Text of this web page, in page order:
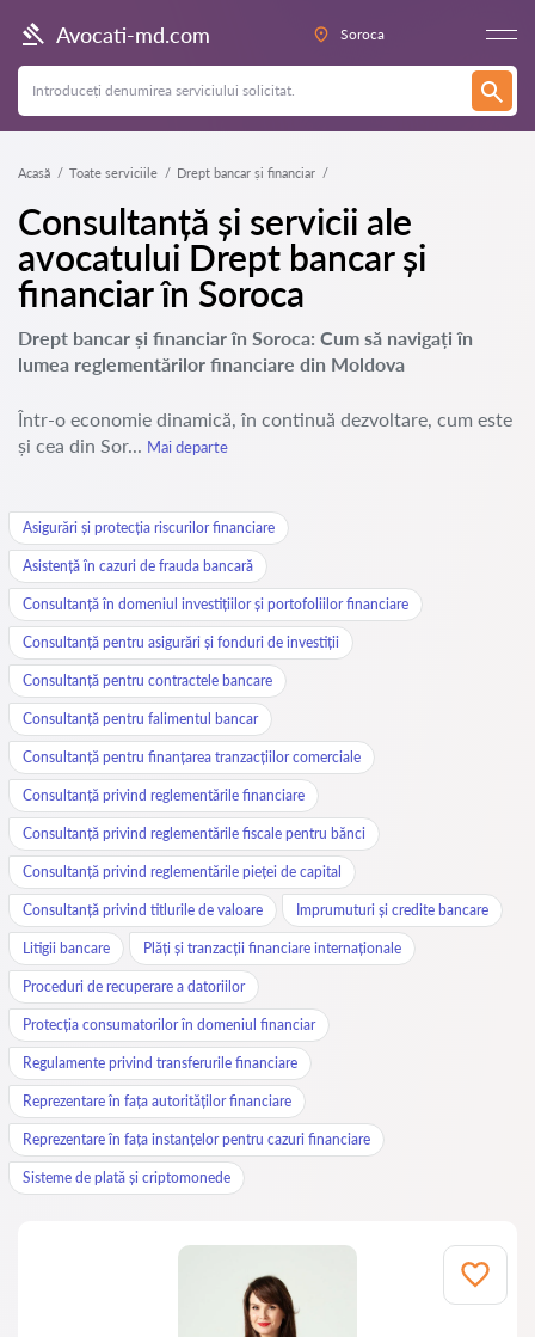
Avocati-md.com Soroca
Acasă Toate serviciile Drept bancar și financiar
Consultanță și servicii ale
avocatului Drept bancar și
financiar în Soroca
Drept bancar și financiar în Soroca: Cum să navigați în
lumea reglementărilor financiare din Moldova
Într-o economie dinamică, în continuă dezvoltare, cum este
și cea din Sor... Mai departe
Asigurări și protecția riscurilor financiare
Asistență în cazuri de frauda bancară
Consultanță în domeniul investițiilor și portofoliilor financiare
Consultanță pentru asigurări și fonduri de investiții
Consultanță pentru contractele bancare
Consultanță pentru falimentul bancar
Consultanță pentru finanțarea tranzacțiilor comerciale
Consultanță privind reglementările financiare
Consultanță privind reglementările fiscale pentru bănci
Consultanță privind reglementările pieței de capital
Consultanță privind titlurile de valoare Imprumuturi și credite bancare
Litigii bancare Plăți și tranzacții financiare internaționale
Proceduri de recuperare a datoriilor
Protecția consumatorilor în domeniul financiar
Regulamente privind transferurile financiare
Reprezentare în fața autorităților financiare
Reprezentare în fața instanțelor pentru cazuri financiare
Sisteme de plată și criptomonede